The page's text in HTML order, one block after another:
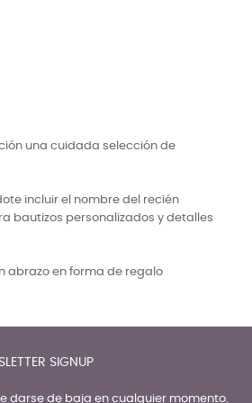
una cuidada selección de
incluir el nombre del recién
bautizos personalizados y detalles
abrazo en forma de regalo
SIGNUP
darse de baja en cualquier momento.